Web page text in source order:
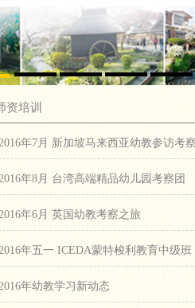
资培训
年7月 新加坡马来西亚幼教参访考
年8月 台湾高端精品幼儿园考察团
年6月 英国幼教考察之旅
年五一 ICEDA蒙特梭利教育中级班
年幼教学习新动态